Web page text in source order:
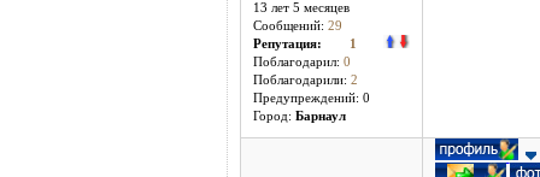
13 лет 5 месяцев
Сообщений: 29
Репутация:
1
Поблагодарил: 0
Поблагодарили: 2
Предупреждений: 0
Город: Барнаул